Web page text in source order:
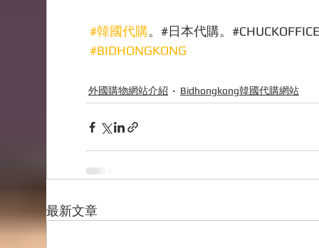
#韓國代購。#日本代購。#CHUCKOFFICE
#BIDHONGKONG
外國購物網站介紹 Bidhongkong韓國代購網站
最新文章